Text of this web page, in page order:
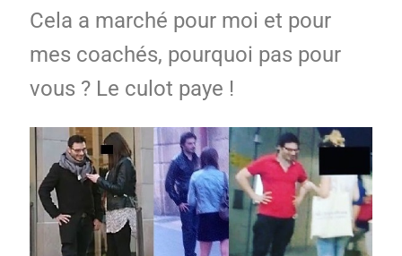
Cela a marché pour moi et pour
mes coachés, pourquoi pas pour
vous ? Le culot paye !